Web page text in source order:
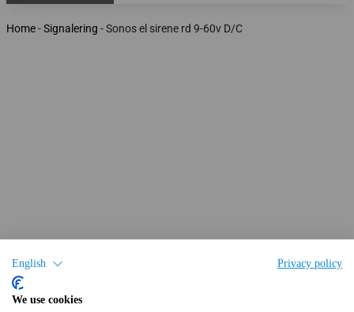
English Privacy policy
We use cookies
Home-Signalering -Sonos el sirene rd 9-60v D/C